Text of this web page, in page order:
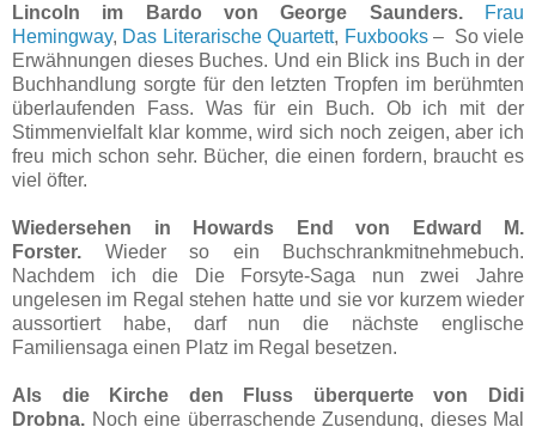
Lincoln im Bardo von George Saunders.
Frau
Hemingway, Das Literarische Quartett, Fuxbooks – So viele
Erwähnungen dieses Buches. Und ein Blick ins Buch in der
Buchhandlung sorgte für den letzten Tropfen im berühmten
überlaufenden Fass. Was für ein Buch. Ob ich mit der
Stimmenvielfalt klar komme, wird sich noch zeigen, aber ich
freu mich schon sehr. Bücher, die einen fordern, braucht es
viel öfter.
Wiedersehen in Howards End von Edward M.
Forster. Wieder so ein Buchschrankmitnehmebuch.
Nachdem ich die Die Forsyte-Saga nun zwei Jahre
ungelesen im Regal stehen hatte und sie vor kurzem wieder
aussortiert habe, darf nun die nächste englische
Familiensaga einen Platz im Regal besetzen.
Als die Kirche den Fluss überquerte von Didi
Drobna. Noch eine überraschende Zusendung, dieses Mal